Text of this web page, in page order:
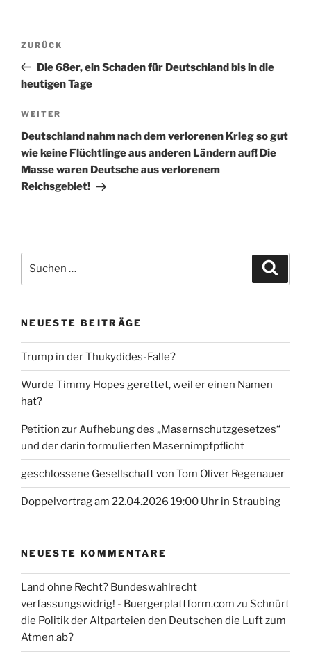
Beitragsnavigation
Vorheriger
Beitrag
ZURÜCK
Die 68er, ein Schaden für Deutschland bis in die
heutigen Tage
Nächster
Beitrag
WEITER
Deutschland nahm nach dem verlorenen Krieg so gut
wie keine Flüchtlinge aus anderen Ländern auf! Die
Masse waren Deutsche aus verlorenem
Reichsgebiet!
nach:
NEUESTE BEITRÄGE
Trump in der Thukydides-Falle?
Wurde Timmy Hopes gerettet, weil er einen Namen
hat?
Petition zur Aufhebung des „Masernschutzgesetzes“
und der darin formulierten Masernimpfpflicht
geschlossene Gesellschaft von Tom Oliver Regenauer
Doppelvortrag am 22.04.2026 19:00 Uhr in Straubing
NEUESTE KOMMENTARE
Land ohne Recht? Bundeswahlrecht
verfassungswidrig! - Buergerplattform.com zu Schnürt
die Politik der Altparteien den Deutschen die Luft zum
Atmen ab?